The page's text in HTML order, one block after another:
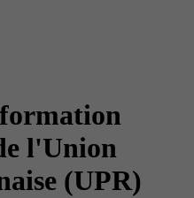
l'Union
(UPR)